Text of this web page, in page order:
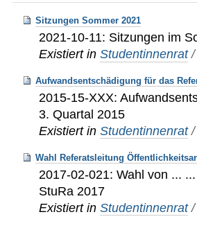
Sitzungen Sommer 2021
2021-10-11: Sitzungen im
Existiert in Studentinnenrat /
Aufwandsentschädigung für das
2015-15-XXX:
3. Quartal 2015
Existiert in Studentinnenrat /
Wahl Referatsleitung
2017-02-021: Wahl von ...
StuRa 2017
Existiert in Studentinnenrat /